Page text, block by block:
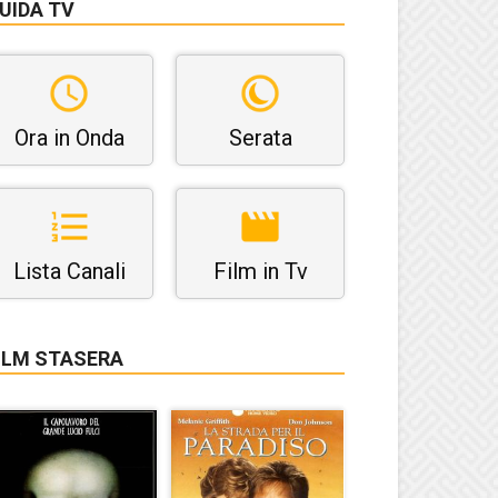
TV
Ora in Onda Serata
Lista Canali Film in Tv
STASERA